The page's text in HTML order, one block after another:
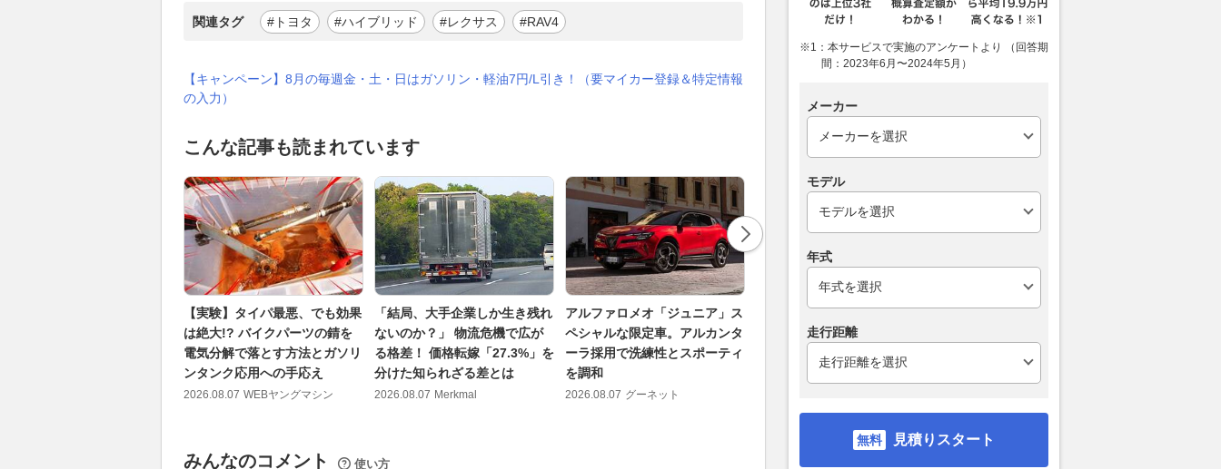
関連タグ #トヨタ #ハイブリッド #レクサス #RAV4
【キャンペーン】8月の毎週金・土・日はガソリン・軽油7円/L引き！（要マイカー登録＆特定情報
の入力）
こんな記事も読まれています
【実験】タイパ最悪、でも効果
は絶大!? バイクパーツの錆を
電気分解で落とす方法とガソリ
ンタンク応用への手応え
2026.08.07 WEBヤングマシン
「結局、大手企業しか生き残れ
ないのか？」 物流危機で広が
る格差！ 価格転嫁「27.3%」を
分けた知られざる差とは
2026.08.07 Merkmal
アルファロメオ「ジュニア」ス
ペシャルな限定車。アルカンタ
ーラ採用で洗練性とスポーティ
を調和
2026.08.07 グーネット
トヨタ「GR86」あの限定ボデ
ィカラーが復活！ 一部改良で
走り＆ビジュアルの魅力アップ
スバル「ステラ」運転支援機能
みんなのコメント 使い方
※1：本サービスで実施のアンケートより （回答期
間：2023年6月〜2024年5月）
メーカー
モデル
年式
走行距離
見積りスタート